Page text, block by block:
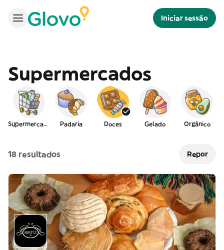
Iniciar sessão
Supermercados
Supermercado Padaria Doces Gelado Orgânico
18 resultados Repor